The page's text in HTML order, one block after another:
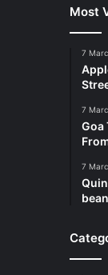
Most
7
7
Goa
7